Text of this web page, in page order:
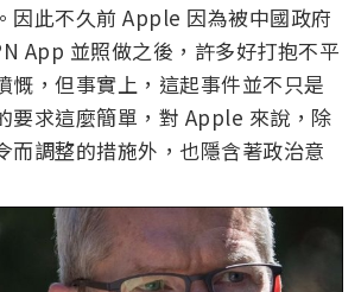
因此不久前 Apple 因為被中國政府
App 並照做之後，許多好打抱不平
慨，但事實上，這起事件並不只是
要求這麼簡單，對 Apple 來說，除
而調整的措施外，也隱含著政治意